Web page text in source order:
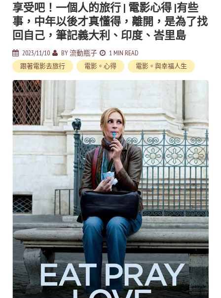
享受吧！一個人的旅行 | 電影心得 |有些
事，中年以後才真懂得，離開，是為了找
回自己，筆記義大利、印度、峇里島
2023/11/10 BY流動瓶子 1 MIN READ
跟著電影去旅行 電影。心得 電影。與幸福人生